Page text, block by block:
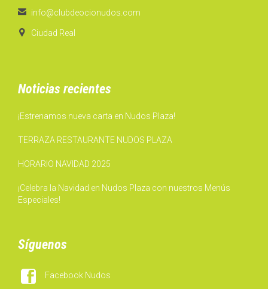
 info@clubdeocionudos.com
 Ciudad Real
Noticias recientes
¡Estrenamos nueva carta en Nudos Plaza!
TERRAZA RESTAURANTE NUDOS PLAZA
HORARIO NAVIDAD 2025
¡Celebra la Navidad en Nudos Plaza con nuestros Menús
Especiales!
Síguenos
 Facebook Nudos